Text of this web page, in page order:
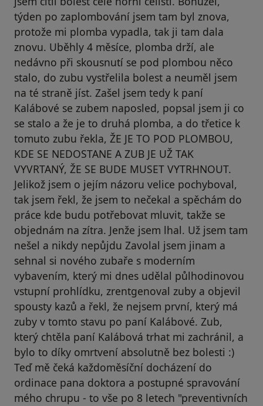
týden po zaplombování jsem tam byl znova,
protože mi plomba vypadla, tak ji tam dala
znovu. Uběhly 4 měsíce, plomba drží, ale
nedávno při skousnutí se pod plombou něco
stalo, do zubu vystřelila bolest a neuměl jsem
na té straně jíst. Zašel jsem tedy k paní
Kalábové se zubem naposled, popsal jsem ji co
se stalo a že je to druhá plomba, a do třetice k
tomuto zubu řekla, ŽE JE TO POD PLOMBOU,
KDE SE NEDOSTANE A ZUB JE UŽ TAK
VYVRTANÝ, ŽE SE BUDE MUSET VYTRHNOUT.
Jelikož jsem o jejím názoru velice pochyboval,
tak jsem řekl, že jsem to nečekal a spěchám do
práce kde budu potřebovat mluvit, takže se
objednám na zítra. Jenže jsem lhal. Už jsem tam
nešel a nikdy nepůjdu Zavolal jsem jinam a
sehnal si nového zubaře s moderním
vybavením, který mi dnes udělal půlhodinovou
vstupní prohlídku, zrentgenoval zuby a objevil
spousty kazů a řekl, že nejsem první, který má
zuby v tomto stavu po paní Kalábové. Zub,
který chtěla paní Kalábová trhat mi zachránil, a
bylo to díky omrtvení absolutně bez bolesti :)
Teď mě čeká každoměsíční docházení do
ordinace pana doktora a postupné spravování
mého chrupu - to vše po 8 letech "preventivních